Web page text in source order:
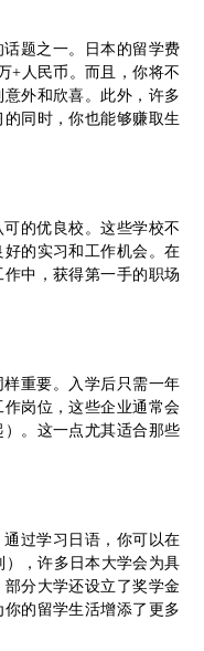
题之一。日本的留学费
+人民币。而且，你将不
外和欣喜。此外，许多
同时，你也能够赚取生
的优良校。这些学校不
的实习和工作机会。在
中，获得第一手的职场
重要。入学后只需一年
岗位，这些企业通常会
。这一点尤其适合那些
过学习日语，你可以在
），许多日本大学会为具
分大学还设立了奖学金
的留学生活增添了更多